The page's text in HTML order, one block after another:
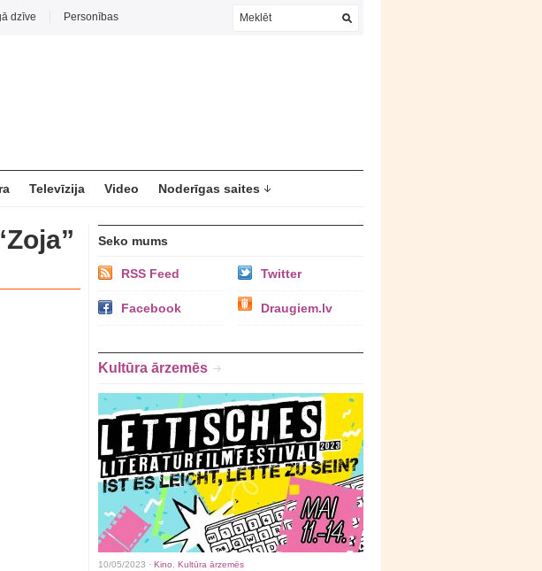
dzīve Personības
Televīzija Video Noderīgas saites
Seko mums
RSS Feed Twitter
Facebook Draugiem.lv
Kultūra ārzemēs
10/05/2023 · Kino Kultūra ārzemēs